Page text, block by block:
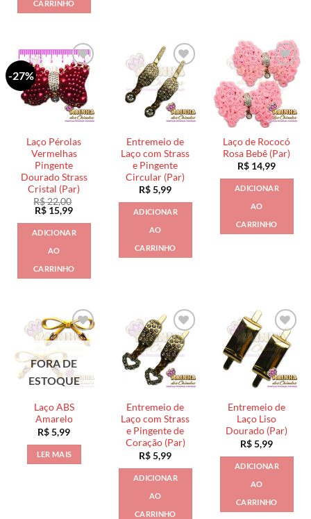
CARRINHO
-27%
Laço Pérolas
Vermelhas
Pingente
Dourado Strass
Cristal (Par)
R$22,00
O
original
era:
R$ 22,00.
R$ 15,99O
atual
é:
ADICIONAR
AO
CARRINHO
Entremeio de
Laço com Strass
e Pingente
Circular (Par)
R$5,99
ADICIONAR
AO
CARRINHO
Laço de Rococó
Rosa Bebê (Par)
R$ 14,99
ADICIONAR
AO
CARRINHO
FORA DE
ESTOQUE
Laço ABS
Amarelo
R$5,99
LER MAIS
Entremeio de
Laço com Strass
e Pingente de
Coração (Par)
R$5,99
ADICIONAR
AO
CARRINHO
Entremeio de
Laço Liso
Dourado (Par)
R$5,99
ADICIONAR
AO
CARRINHO